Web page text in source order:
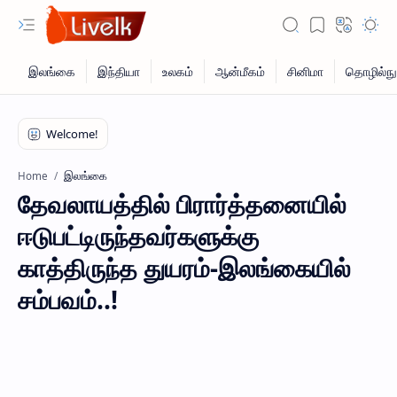
Home இலங்கை
தேவலாயத்தில் பிரார்த்தனையில்
ஈடுபட்டிருந்தவர்களுக்கு
காத்திருந்த துயரம்-இலங்கையில்
சம்பவம்..!